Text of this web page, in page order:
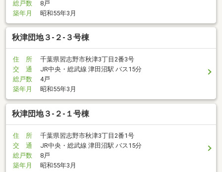
総戸数
8戸
築年月
昭和55年3月
秋津団地３-２-３号棟
住 所
千葉県習志野市秋津3丁目2番3号
交 通
JR中央・総武線 津田沼駅 バス15分
総戸数
4戸
築年月
昭和55年3月
秋津団地３-２-１号棟
住 所
千葉県習志野市秋津3丁目2番1号
交 通
JR中央・総武線 津田沼駅 バス15分
総戸数
8戸
築年月
昭和55年3月